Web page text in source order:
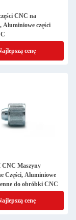
CNC na
Aluminiowe części
cenę
Maszyny
Części, Aluminiowe
do obróbki CNC
cenę